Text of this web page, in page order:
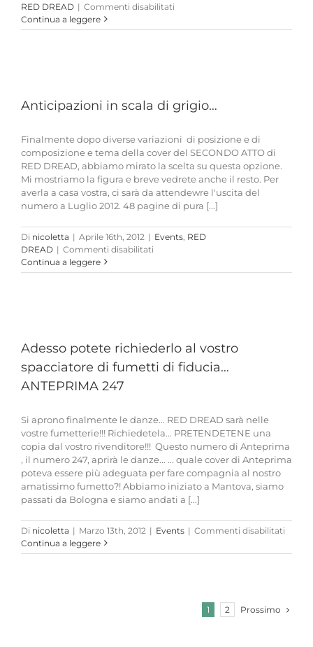
RED DREAD | Commenti disabilitati
Dread
primo
LEONI
di
NARNIA!!!
Continua a leggere
Anticipazioni in scala di grigio…
Finalmente dopo diverse variazioni di posizione e di
composizione e tema della cover del SECONDO ATTO di
RED DREAD, abbiamo mirato la scelta su questa opzione.
Mi mostriamo la figura e breve vedrete anche il resto. Per
averla a casa vostra, ci sarà da attendewre l'uscita del
numero a Luglio 2012. 48 pagine di pura [...]
Di nicoletta | Aprile 16th, 2012 | Events RED
DREAD | Commenti disabilitati
in
Continua a leggere
Adesso potete richiederlo al vostro
spacciatore di fumetti di fiducia…
ANTEPRIMA 247
Si aprono finalmente le danze... RED DREAD sarà nelle
vostre fumetterie!!! Richiedetela... PRETENDETENE una
copia dal vostro rivenditore!!! Questo numero di Anteprima
, il numero 247, aprirà le danze... ... quale cover di Anteprima
poteva essere più adeguata per fare compagnia al nostro
amatissimo fumetto?! Abbiamo iniziato a Mantova, siamo
passati da Bologna e siamo andati a [...]
Di nicoletta | Marzo 13th, 2012 | Events | Commenti disabilitati
potete
Continua a leggere
1 2 Prossimo